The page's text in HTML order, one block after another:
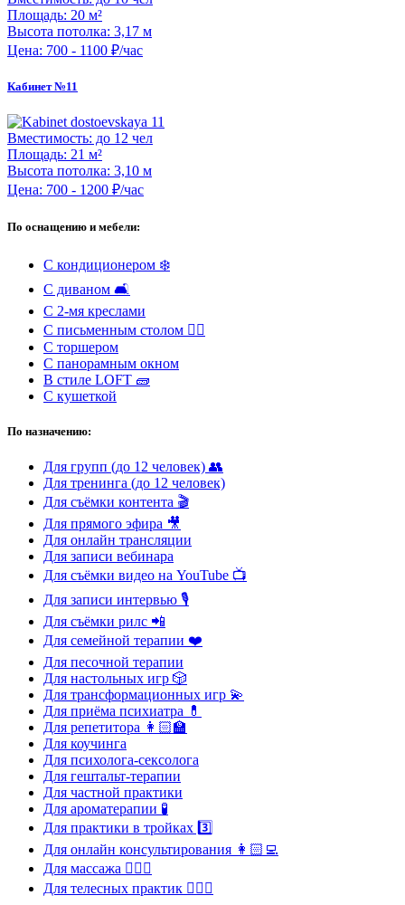
Площадь: 20 м²
Высота потолка: 3,17 м
Цена: 700 - 1100 ₽/час
Кабинет №11
Вместимость: до 12 чел
Площадь: 21 м²
Высота потолка: 3,10 м
Цена: 700 - 1200 ₽/час
По оснащению и мебели:
С кондиционером ❄️
С диваном 🛋️
С 2-мя креслами
С письменным столом ✍🏻
С торшером
С панорамным окном
В стиле LOFT 🧱
С кушеткой
По назначению:
Для групп (до 12 человек) 👥
Для тренинга (до 12 человек)
Для съёмки контента 🎬
Для прямого эфира 🎥
Для онлайн трансляции
Для записи вебинара
Для съёмки видео на YouTube 📺
Для записи интервью 🎙️
Для съёмки рилс 📲
Для семейной терапии ❤️
Для песочной терапии
Для настольных игр 🎲
Для трансформационных игр 💫
Для приёма психиатра 💊
Для репетитора 👩🏻‍🏫
Для коучинга
Для психолога-сексолога
Для гештальт-терапии
Для частной практики
Для ароматерапии 🧪
Для практики в тройках 3️⃣
Для онлайн консультирования 👩🏻‍💻
Для массажа 💆🏻‍♀️
Для телесных практик 🧘🏻‍♀️